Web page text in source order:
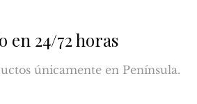
en 24/72 horas
únicamente en Península.